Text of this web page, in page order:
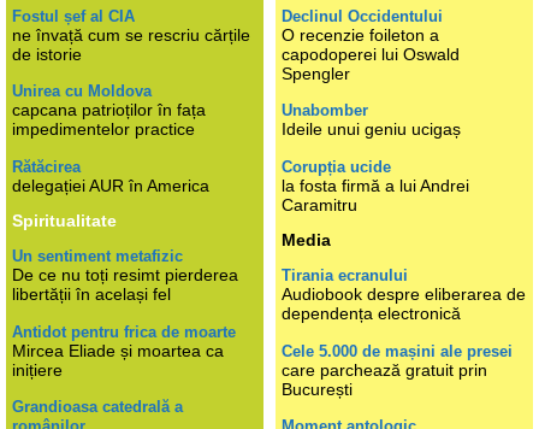
Fostul șef al CIA
ne învață cum se rescriu cărțile
de istorie
Unirea cu Moldova
capcana patrioților în fața
impedimentelor practice
Rătăcirea
delegației AUR în America
Spiritualitate
Un sentiment metafizic
De ce nu toți resimt pierderea
libertății în același fel
Antidot pentru frica de moarte
Mircea Eliade și moartea ca
inițiere
Grandioasa catedrală a
Declinul Occidentului
O recenzie foileton a
capodoperei lui Oswald
Spengler
Unabomber
Ideile unui geniu ucigaș
Corupția ucide
la fosta firmă a lui Andrei
Caramitru
Media
Tirania ecranului
Audiobook despre eliberarea de
dependența electronică
Cele 5.000 de mașini ale presei
care parchează gratuit prin
București